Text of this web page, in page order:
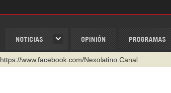
NOTICIAS OPINIÓN PROGRAMAS
https://www.facebook.com/Nexolatino.Canal